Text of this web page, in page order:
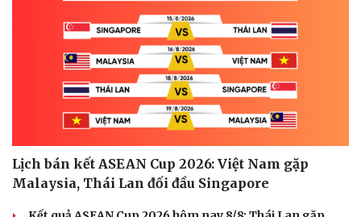
Pickleball Việt Nam có chung kết trong mơ tại Ho
Chi Minh City Open 2026
Lý Hoàng Nam, Trương Vinh Hiển tạo chung kết trong
mơ tại Ho Chi Minh City Open?
Backhand hai tay
Cách bắt đường Speed up khi bóng đi dọc dây trong